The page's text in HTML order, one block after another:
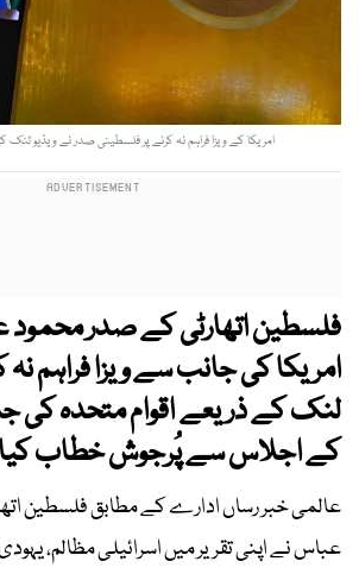
امریکا کے ویزا فراہم نہ کرنے پر فلسطینی صدر نے ویڈیو
فلسطین اتھارٹی کے صدر
امریکا کی جانب سے ویزا فراہم نہ
لنک کے ذریعے اقوام متحدہ کی
کے اجلاس سے پُرجوش خطاب
عالمی خبر رساں ادارے کے مطابق فلسطین
عباس نے اپنی تقریر میں اسرائیلی مظالم،